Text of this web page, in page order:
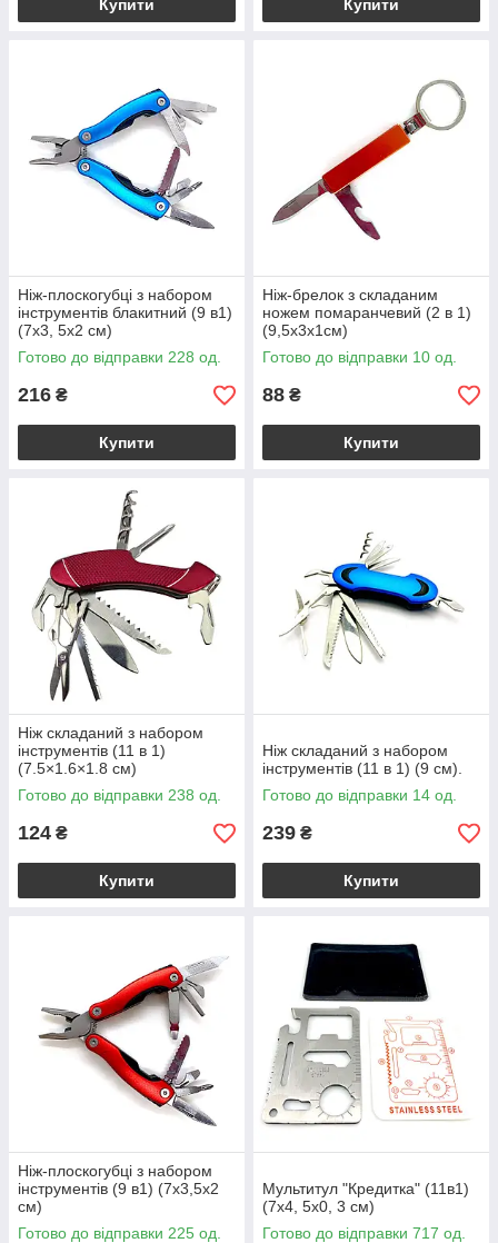
Купити Купити
Ніж-плоскогубці з набором
інструментів блакитний (9 в1)
(7х3, 5х2 см)
Готово до відправки 228 од.
216 ₴
Купити
Ніж-брелок з складаним
ножем помаранчевий (2 в 1)
(9,5х3х1см)
Готово до відправки 10 од.
88 ₴
Купити
Ніж складаний з набором
інструментів (11 в 1)
(7.5×1.6×1.8 см)
Готово до відправки 238 од.
124 ₴
Купити
Ніж складаний з набором
інструментів (11 в 1) (9 см).
Готово до відправки 14 од.
239 ₴
Купити
Ніж-плоскогубці з набором
інструментів (9 в1) (7х3,5х2
см)
Готово до відправки 225 од.
Мультитул "Кредитка" (11в1)
(7х4, 5х0, 3 см)
Готово до відправки 717 од.